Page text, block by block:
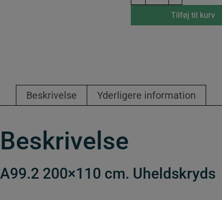
Tilføj til kurv
Beskrivelse Yderligere information
Beskrivelse
A99.2 200×110 cm. Uheldskryds